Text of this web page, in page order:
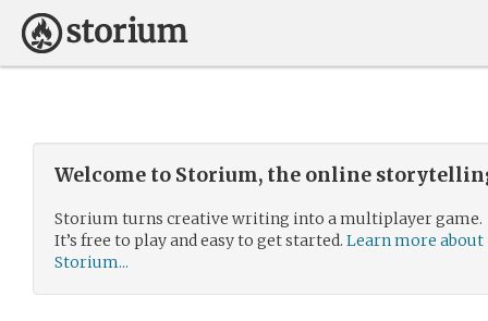
Welcome to Storium, the online
Storium turns creative writing into a multiplayer game.
It’s free to play and easy to get started. Learn more about
Storium...